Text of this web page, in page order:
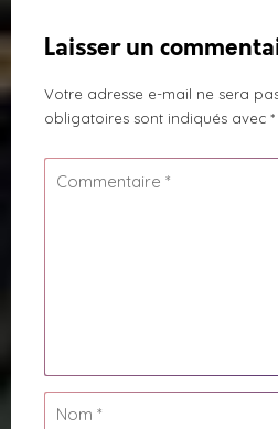
Laisser un
Votre adresse e-mail ne sera
obligatoires sont indiqués avec *